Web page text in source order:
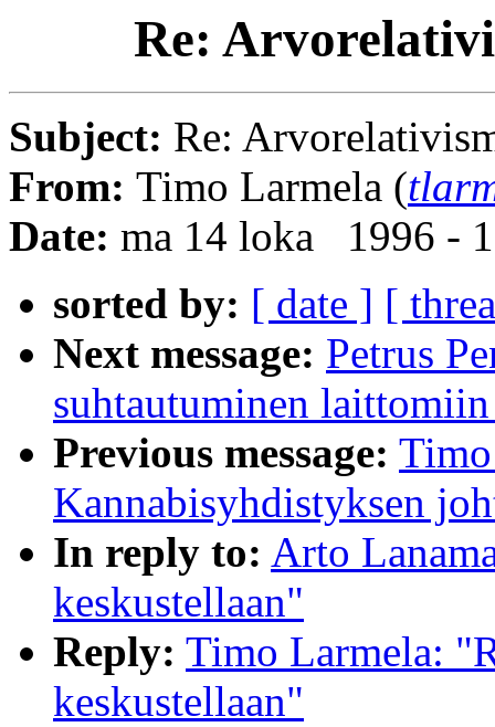
Re:
Subject: Re:
From: Timo Larmela (
Date: ma 14 loka 1996 -
sorted by: [ date ] [
Next message: Petrus
suhtautuminen
Previous message:
Kannabisyhdistyksen
In reply to: Arto
keskustellaan"
Reply: Timo Larmela:
keskustellaan"